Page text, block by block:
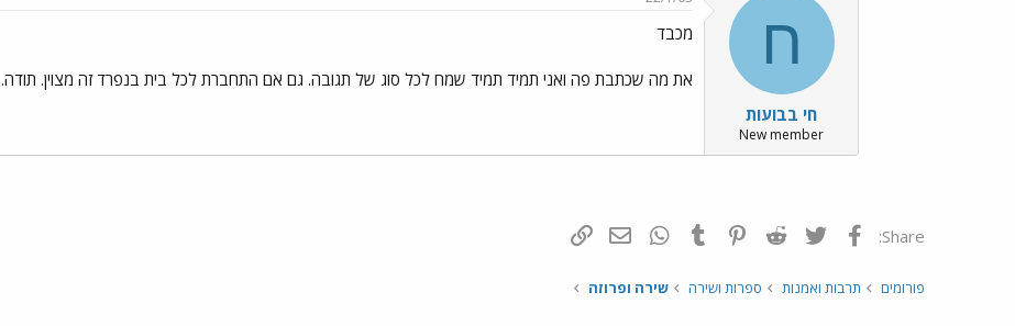
ח
חי בבועות
New member
מכבד
את מה שכתבת פה ואני תמיד תמיד שמח לכל סוג של תגובה. גם אם התחברת לכל בית בנפרד זה מצוין. תודה.
Share: פייסבוק Twitter
Reddit
Pinterest
Tumblr
WhatsAppדואר אלקטרוני
פורומים תרבות ואמנות ספרות ושירה שירה ופרוזה